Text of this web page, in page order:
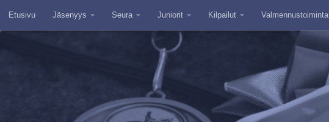
Skip to content
Etusivu Jäsenyys Seura Juniorit Kilpailut Valmennustoiminta